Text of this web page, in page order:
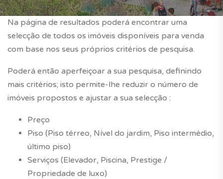
Na página de resultados poderá encontrar uma
selecção de todos os imóveis disponíveis para venda
com base nos seus próprios critérios de pesquisa.
Poderá então aperfeiçoar a sua pesquisa, definindo
mais critérios; isto permite-lhe reduzir o número de
imóveis propostos e ajustar a sua selecção :
Preço
Piso (Piso térreo, Nível do jardim, Piso intermédio,
último piso)
Serviços (Elevador, Piscina, Prestige /
Propriedade de luxo)